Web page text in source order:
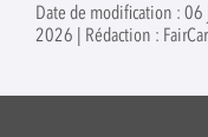
Date de modification :
2026 | Rédaction :